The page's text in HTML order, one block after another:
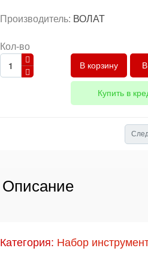
Производитель: ВОЛАТ
Кол-во
Купить в
Описание
Категория: Набор